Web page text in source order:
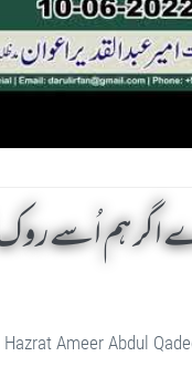
اگر ہم اُسے
Ameer Abdul